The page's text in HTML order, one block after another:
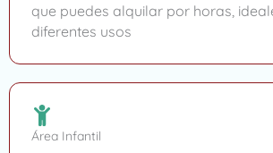
que puedes alquilar por horas,
diferentes usos
Área Infantil